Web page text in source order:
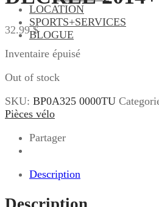
LOCATION
SPORTS+SERVICES
BLOGUE
32.99$
Inventaire épuisé
Out of stock
SKU: BP0A325 0000TU
Pièces vélo
Partager
Description